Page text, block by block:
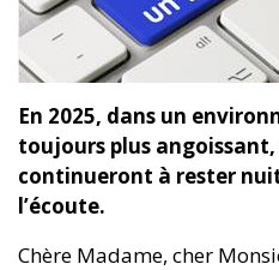
En 2025, dans un
toujours plus angoissant,
continueront à rester
l’écoute.
Chère Madame, cher